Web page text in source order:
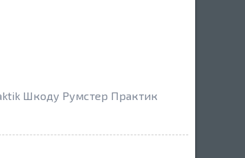
Шкоду Румстер Практик